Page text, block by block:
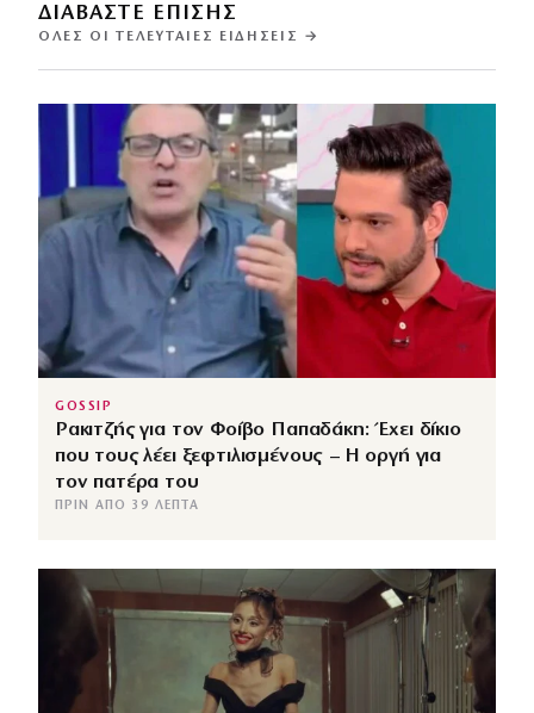
ΔΙΑΒΑΣΤΕ ΕΠΙΣΗΣ
ΌΛΕΣ ΟΙ ΤΕΛΕΥΤΑΊΕΣ ΕΙΔΉΣΕΙΣ →
GOSSIP
Ρακιτζής για τον Φοίβο Παπαδάκη: Έχει δίκιο
που τους λέει ξεφτιλισμένους – Η οργή για
τον πατέρα του
ΠΡΙΝ ΑΠΌ 39 ΛΕΠΤΆ